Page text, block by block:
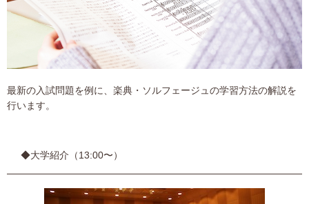
最新の入試問題を例に、楽典・ソルフェージュの学習方法の解説を
行います。
◆大学紹介（13:00〜）